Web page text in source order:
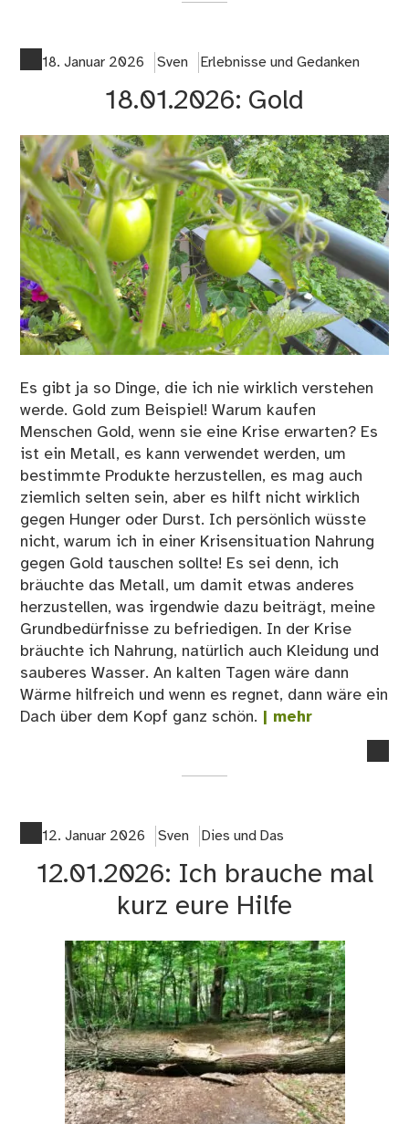
18. Januar 2026
Sven Erlebnisse und Gedanken
18.01.2026: Gold
Es gibt ja so Dinge, die ich nie wirklich verstehen
werde. Gold zum Beispiel! Warum kaufen
Menschen Gold, wenn sie eine Krise erwarten? Es
ist ein Metall, es kann verwendet werden, um
bestimmte Produkte herzustellen, es mag auch
ziemlich selten sein, aber es hilft nicht wirklich
gegen Hunger oder Durst. Ich persönlich wüsste
nicht, warum ich in einer Krisensituation Nahrung
gegen Gold tauschen sollte! Es sei denn, ich
bräuchte das Metall, um damit etwas anderes
herzustellen, was irgendwie dazu beiträgt, meine
Grundbedürfnisse zu befriedigen. In der Krise
bräuchte ich Nahrung, natürlich auch Kleidung und
sauberes Wasser. An kalten Tagen wäre dann
Wärme hilfreich und wenn es regnet, dann wäre ein
Dach über dem Kopf ganz schön. | mehr
12. Januar 2026 Sven Dies und Das
12.01.2026: Ich brauche mal
kurz eure Hilfe